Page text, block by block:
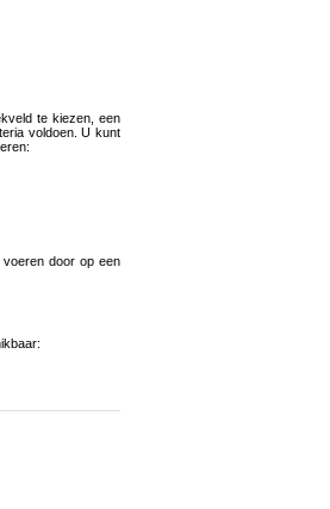
te kiezen, een
voldoen. U kunt
door op een